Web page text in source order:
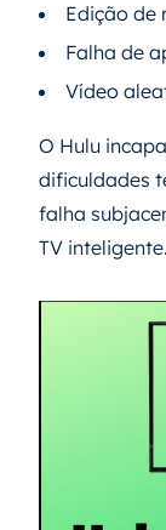
Edição de
Falha de
Vídeo
O Hulu
dificuldades
falha
TV inteligente.